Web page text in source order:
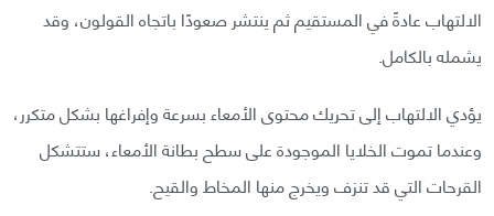
الالتهاب عادةً في المستقيم ثم ينتشر صعودًا باتجاه القولون، وقد
يشمله بالكامل.
يؤدي الالتهاب إلى تحريك محتوى الأمعاء بسرعة وإفراغها بشكل متكرر،
وعندما تموت الخلايا الموجودة على سطح بطانة الأمعاء، ستتشكل
القرحات التي قد تنزف ويخرج منها المخاط والقيح.